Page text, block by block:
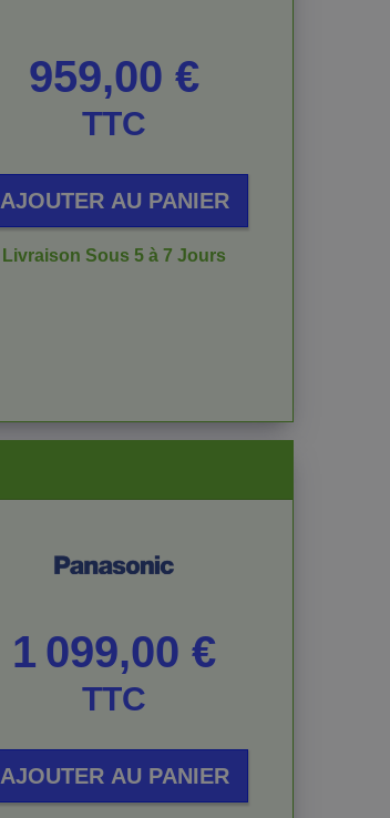
959,00 €
TTC
AJOUTER AU PANIER
Livraison Sous 5 à 7 Jours
1 099,00 €
TTC
AJOUTER AU PANIER